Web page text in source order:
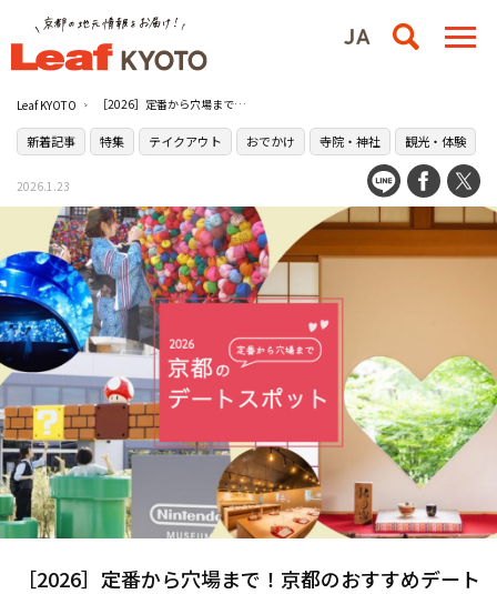
Leaf KYOTO ［2026］定番から穴場まで！京都のおすすめデートスポット25選
新着記事 特集 テイクアウト おでかけ 寺院・神社 観光・体験
2026.1.23
［2026］定番から穴場まで！京都のおすすめデート